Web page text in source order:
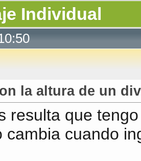
Individual
la altura de un div
resulta que
cambia cuando